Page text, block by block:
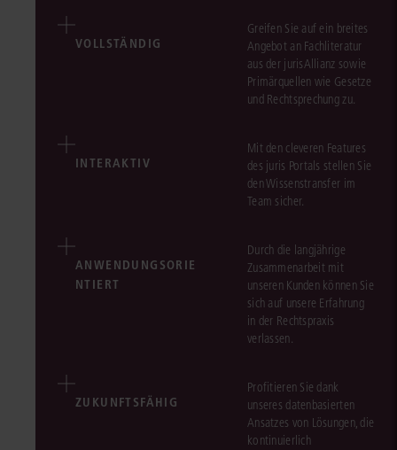
VOLLSTÄNDIG
Greifen Sie auf ein breites
Angebot an Fachliteratur
aus der jurisAllianz sowie
Primärquellen wie Gesetze
und Rechtsprechung zu.
INTERAKTIV
Mit den cleveren Features
des juris Portals stellen Sie
den Wissenstransfer im
Team sicher.
ANWENDUNGSORIE
NTIERT
Durch die langjährige
Zusammenarbeit mit
unseren Kunden können Sie
sich auf unsere Erfahrung
in der Rechtspraxis
verlassen.
ZUKUNFTSFÄHIG
Profitieren Sie dank
unseres datenbasierten
Ansatzes von Lösungen, die
kontinuierlich